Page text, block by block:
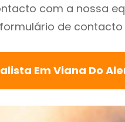
com a nossa
de contacto
Em Viana Do